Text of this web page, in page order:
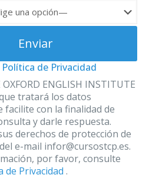
Política de Privacidad
OXFORD ENGLISH INSTITUTE
tratará los datos
facilite con la finalidad de
y darle respuesta.
derechos de protección de
e-mail infor@cursostcp.es.
por favor, consulte
de Privacidad .